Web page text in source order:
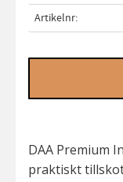
Artikelnr
DAA Premium
praktiskt